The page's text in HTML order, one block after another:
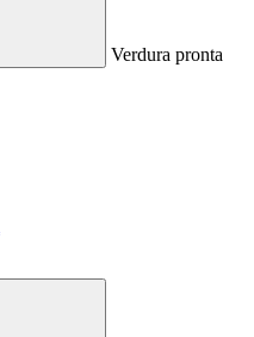
Verdura pronta